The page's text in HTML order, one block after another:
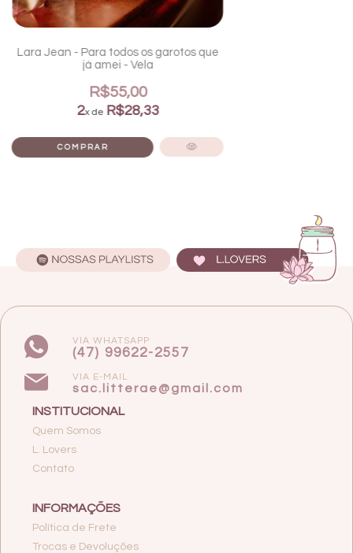
Lara Jean - Para todos os garotos que
já amei - Vela
R$55,00
2x de R$28,33
VIA WHATSAPP
(47) 99622-2557
VIA E-MAIL
sac.litterae@gmail.com
INSTITUCIONAL
Quem Somos
L. Lovers
Contato
INFORMAÇÕES
Política de Frete
Trocas e Devoluções